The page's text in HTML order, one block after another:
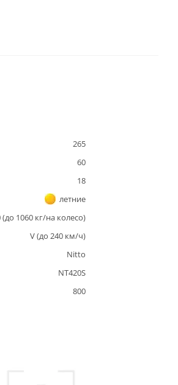
265
60
18
летние
(до 1060 кг/на колесо)
V(до 240 км/ч)
Nitto
NT420S
800